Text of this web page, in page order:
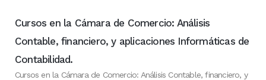
Cursos en la Cámara de Comercio: Análisis
Contable, financiero, y aplicaciones Informáticas de
Contabilidad.
Cursos en la Cámara de Comercio: Análisis Contable, financiero, y